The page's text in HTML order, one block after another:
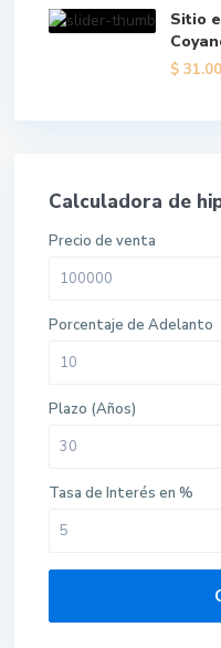
Sitio
$
Calculadora de
Precio de venta
Porcentaje de Adelanto
Plazo (Años)
Tasa de Interés en %